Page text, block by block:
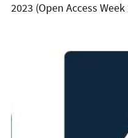
2023 (Open Access Week